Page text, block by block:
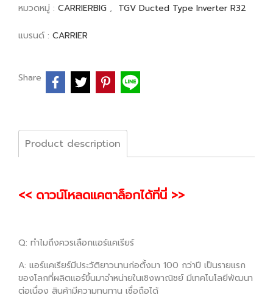
หมวดหมู่ : CARRIERBIG , TGV Ducted Type Inverter R32
แบรนด์ : CARRIER
Share
Product description
<< ดาวน์โหลดแคตาล็อกได้ที่นี่ >>
Q: ทำไมถึงควรเลือกแอร์แคเรียร์
A: แอร์แคเรียร์มีประวัติยาวนานก่อตั้งมา 100 กว่าปี เป็นรายแรก
ของโลกที่ผลิตแอร์ขึ้นมาจำหน่ายในเชิงพาณิชย์ มีเทคโนโลยีพัฒนา
ต่อเนื่อง สินค้ามีความทนทาน เชื่อถือได้